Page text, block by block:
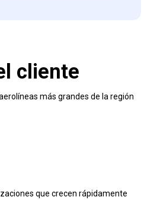
cliente
más grandes de la región
que crecen rápidamente